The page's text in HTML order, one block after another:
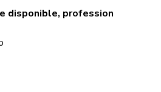
disponible, profession